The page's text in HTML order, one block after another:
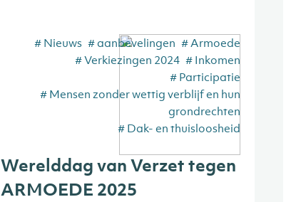
# Nieuws # aanbevelingen # Armoede
# Verkiezingen 2024 # Inkomen
# Participatie
# Mensen zonder wettig verblijf en hun
grondrechten
# Dak- en thuisloosheid
Werelddag van Verzet tegen
ARMOEDE 2025